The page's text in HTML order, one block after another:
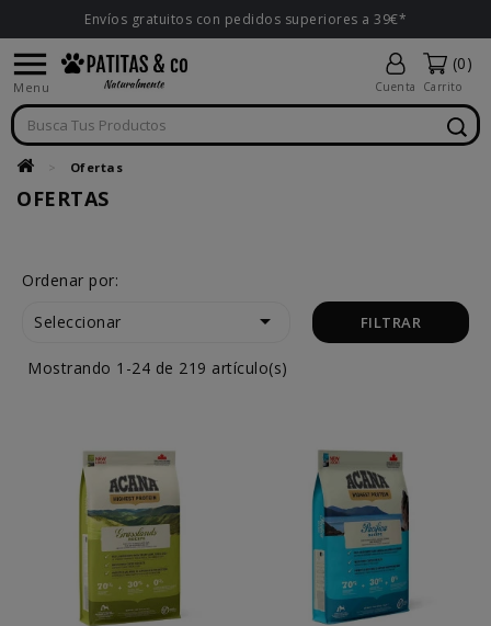
Envíos gratuitos con pedidos superiores a 39€*

Menu Cuenta
(0)
Carrito
Ofertas
OFERTAS
Ordenar por:
Seleccionar
 FILTRAR
Mostrando 1-24 de 219 artículo(s)